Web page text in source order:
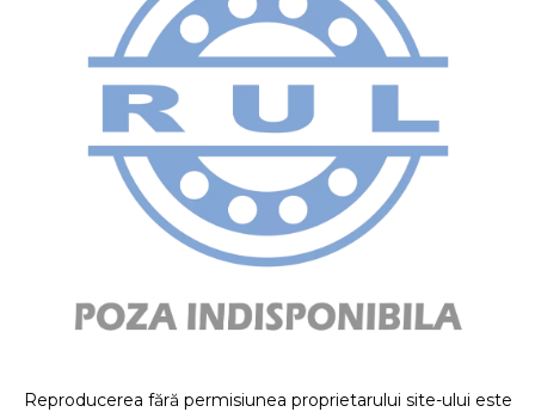
Reproducerea fără permisiunea proprietarului site-ului este